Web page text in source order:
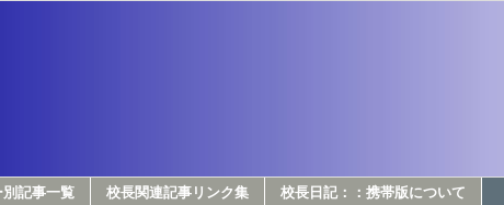
記事一覧 校長関連記事リンク集 校長日記：：携帯版について